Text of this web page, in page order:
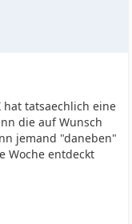
hat tatsaechlich eine
die auf Wunsch
jemand "daneben"
Woche entdeckt